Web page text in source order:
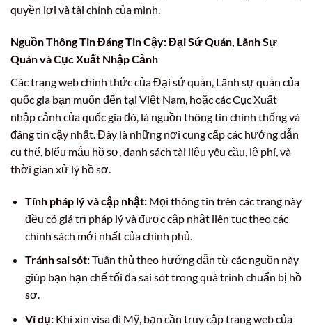
quyền lợi và tài chính của mình.
Nguồn Thông Tin Đáng Tin Cậy: Đại Sứ Quán, Lãnh Sự
Quán và Cục Xuất Nhập Cảnh
Các trang web chính thức của Đại sứ quán, Lãnh sự quán của
quốc gia bạn muốn đến tại Việt Nam, hoặc các Cục Xuất
nhập cảnh của quốc gia đó, là nguồn thông tin chính thống và
đáng tin cậy nhất. Đây là những nơi cung cấp các hướng dẫn
cụ thể, biểu mẫu hồ sơ, danh sách tài liệu yêu cầu, lệ phí, và
thời gian xử lý hồ sơ.
Tính pháp lý và cập nhật:Mọi thông tin trên các trang này
đều có giá trị pháp lý và được cập nhật liên tục theo các
chính sách mới nhất của chính phủ.
Tránh sai sót:Tuân thủ theo hướng dẫn từ các nguồn này
giúp bạn hạn chế tối đa sai sót trong quá trình chuẩn bị hồ
sơ.
Ví dụ:Khi xin visa đi Mỹ, bạn cần truy cập trang web của